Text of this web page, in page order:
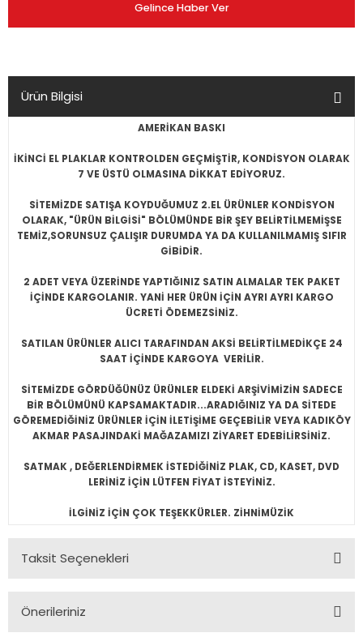
Gelince Haber Ver
Ürün Bilgisi
AMERİKAN BASKI
İKİNCİ EL PLAKLAR KONTROLDEN GEÇMİŞTİR, KONDİSYON OLARAK
7 VE ÜSTÜ OLMASINA DİKKAT EDİYORUZ.
SİTEMİZDE SATIŞA KOYDUĞUMUZ 2.EL ÜRÜNLER KONDİSYON
OLARAK, "ÜRÜN BİLGİSİ" BÖLÜMÜNDE BİR ŞEY BELİRTİLMEMİŞSE
TEMİZ,SORUNSUZ ÇALIŞIR DURUMDA YA DA KULLANILMAMIŞ SIFIR
GİBİDİR.
2 ADET VEYA ÜZERİNDE YAPTIĞINIZ SATIN ALMALAR TEK PAKET
İÇİNDE KARGOLANIR. YANİ HER ÜRÜN İÇİN AYRI AYRI KARGO
ÜCRETİ ÖDEMEZSİNİZ.
SATILAN ÜRÜNLER ALICI TARAFINDAN AKSİ BELİRTİLMEDİKÇE 24
SAAT İÇİNDE KARGOYA VERİLİR.
SİTEMİZDE GÖRDÜĞÜNÜZ ÜRÜNLER ELDEKİ ARŞİVİMİZİN SADECE
BİR BÖLÜMÜNÜ KAPSAMAKTADIR...ARADIĞINIZ YA DA SİTEDE
GÖREMEDİĞİNİZ ÜRÜNLER İÇİN İLETİŞİME GEÇEBİLİR VEYA KADIKÖY
AKMAR PASAJINDAKİ MAĞAZAMIZI ZİYARET EDEBİLİRSİNİZ.
SATMAK , DEĞERLENDİRMEK İSTEDİĞİNİZ PLAK, CD, KASET, DVD
LERİNİZ İÇİN LÜTFEN FİYAT İSTEYİNİZ.
İLGİNİZ İÇİN ÇOK TEŞEKKÜRLER. ZİHNİMÜZİK
Taksit Seçenekleri
Önerileriniz